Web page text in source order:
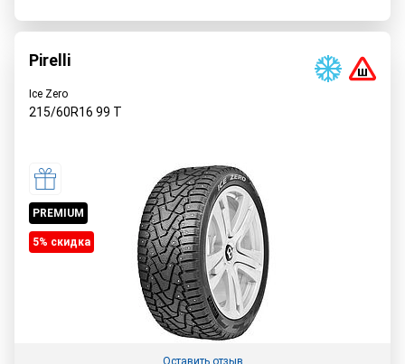
Pirelli
Ice Zero
215/60R16 99 T
PREMIUM
5% cкидка
Оставить отзыв